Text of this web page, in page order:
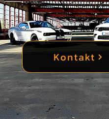
Kontakt